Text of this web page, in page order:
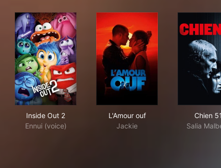
Inside Out 2
Ennui (voice)
L'Amour ouf
Jackie
Chien
Salia